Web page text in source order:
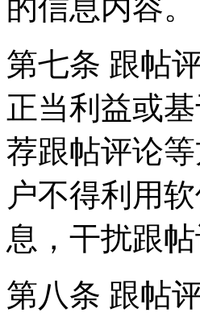
的信息内容。
第七条 跟帖
正当利益或
荐跟帖评论
户不得利用
息，干扰跟
第八条 跟帖